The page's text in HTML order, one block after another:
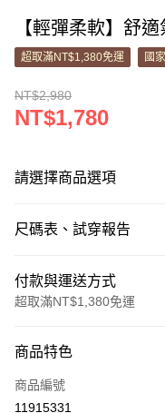
【輕彈柔軟】舒
超取滿NT$1,380免運 國
NT$2,980
NT$1,780
請選擇商品選項
尺碼表、試穿報告
付款與運送方式
超取滿NT$1,380免運
信用卡一次付款
信用卡分期付款
商品特色
商品編號
11915331